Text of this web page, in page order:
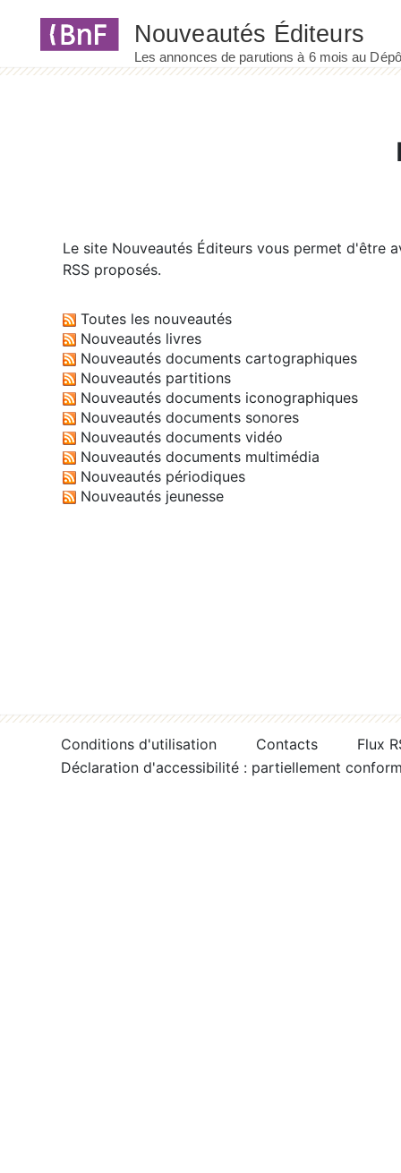
Le site Nouveautés Éditeurs vous permet d'être
RSS proposés.
Toutes les nouveautés
Nouveautés livres
Nouveautés documents cartographiques
Nouveautés partitions
Nouveautés documents iconographiques
Nouveautés documents sonores
Nouveautés documents vidéo
Nouveautés documents multimédia
Nouveautés périodiques
Nouveautés jeunesse
Conditions d'utilisation Contacts
Flux
Déclaration d'accessibilité : partiellement